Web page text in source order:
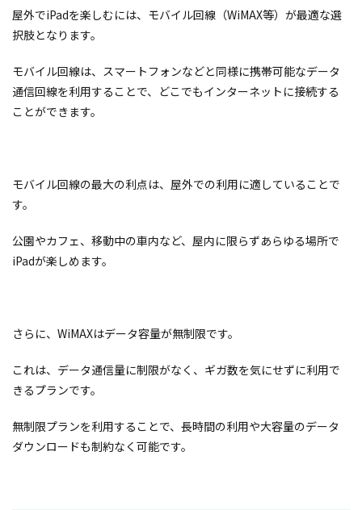
屋外でiPadを楽しむには、モバイル回線（WiMAX等）が最適な選
択肢となります。
モバイル回線は、スマートフォンなどと同様に携帯可能なデータ
通信回線を利用することで、どこでもインターネットに接続する
ことができます。
モバイル回線の最大の利点は、屋外での利用に適していることで
す。
公園やカフェ、移動中の車内など、屋内に限らずあらゆる場所で
iPadが楽しめます。
さらに、WiMAXはデータ容量が無制限です。
これは、データ通信量に制限がなく、ギガ数を気にせずに利用で
きるプランです。
無制限プランを利用することで、長時間の利用や大容量のデータ
ダウンロードも制約なく可能です。